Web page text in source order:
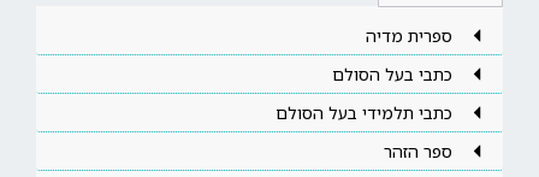
ספרית מדיה
כתבי בעל הסולם
כתבי תלמידי בעל הסולם
ספר הזהר